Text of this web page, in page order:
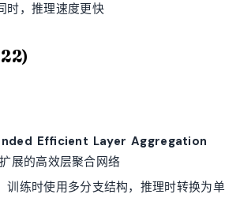
时，推理速度更快
Efficient Layer Aggregation
展的高效层聚合网络
训练时使用多分支结构，推理时转换为单